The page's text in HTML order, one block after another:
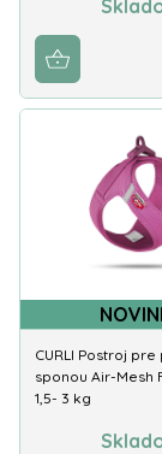
CURLI Postroj pre
sponou Air-Mesh
1,5- 3 kg